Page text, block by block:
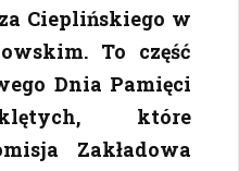
Cieplińskiego w
To część
Dnia Pamięci
które
Zakładowa